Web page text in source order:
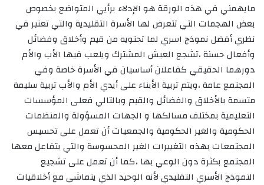
مايهمني في هذه الورقة هو الإدلاء برأيي المتواضع بخصوص
بعض الهجمات التي تتعرض لها الأسرة التقليدية والتي تعتبر في
نظري أفضل نموذج اسري لما تحتويه من قيم وأخلاق وفضائل
وأفعال حسنة ،تشجع العيش المشترك ويلعب فيها الأب والأم
دورهما الحقيقي كفاعلان أساسيان في الأسرة خاصة وفي
المجتمع عامة ،ويتم تربية الأبناء على أيدي الأم والأب تربية سليمة
متسمة بالأخلاق والفضائل والقيم وبالتالي فعلى المؤسسات
التعليمية بمختلف مسالكها و الجهات المسؤولة والمنظمات
الحكومية والغير الحكومية والجمعيات أن تعمل على تحسيس
المجتمعات بهذه التغييرات الغير المحسوسة والتي يتفاعل معها
المجتمع بكثرة دون الوعي بها ،كما أن تعمل على تشجيع
النموذج الأسري التقليدي لأنه الوحيد الذي يتماشى مع أخلاقيات